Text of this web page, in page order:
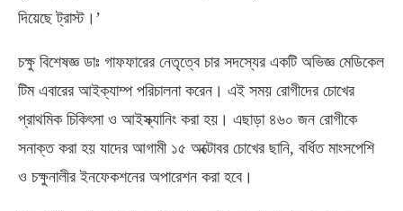
দিয়েছে ট্রাস্ট।’
চক্ষু বিশেষজ্ঞ ডাঃ গাফফারের নেতৃত্বে চার সদস্যের একটি অভিজ্ঞ মেডিকেল
টিম এবারের আইক্যাম্প পরিচালনা করেন। এই সময় রোগীদের চোখের
প্রাথমিক চিকিৎসা ও আইস্ক্যানিং করা হয়। এছাড়া ৪৬০ জন রোগীকে
সনাক্ত করা হয় যাদের আগামী ১৫ অক্টোবর চোখের ছানি, বর্ধিত মাংসপেশি
ও চক্ষুনালীর ইনফেকশনের অপারেশন করা হবে।